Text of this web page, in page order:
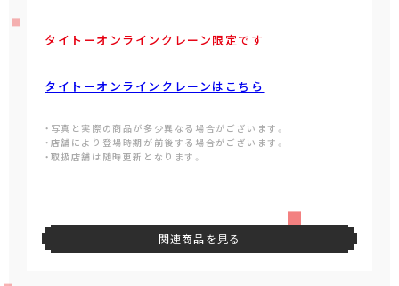
タイトーオンラインクレーン限定です
タイトーオンラインクレーンはこちら
・写真と実際の商品が多少異なる場合がございます。
・店舗により登場時期が前後する場合がございます。
・取扱店舗は随時更新となります。
関連商品を見る